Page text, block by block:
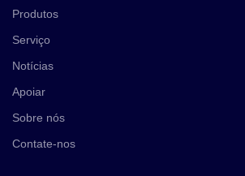
Produtos
Serviço
Notícias
Apoiar
Sobre nós
Contate-nos